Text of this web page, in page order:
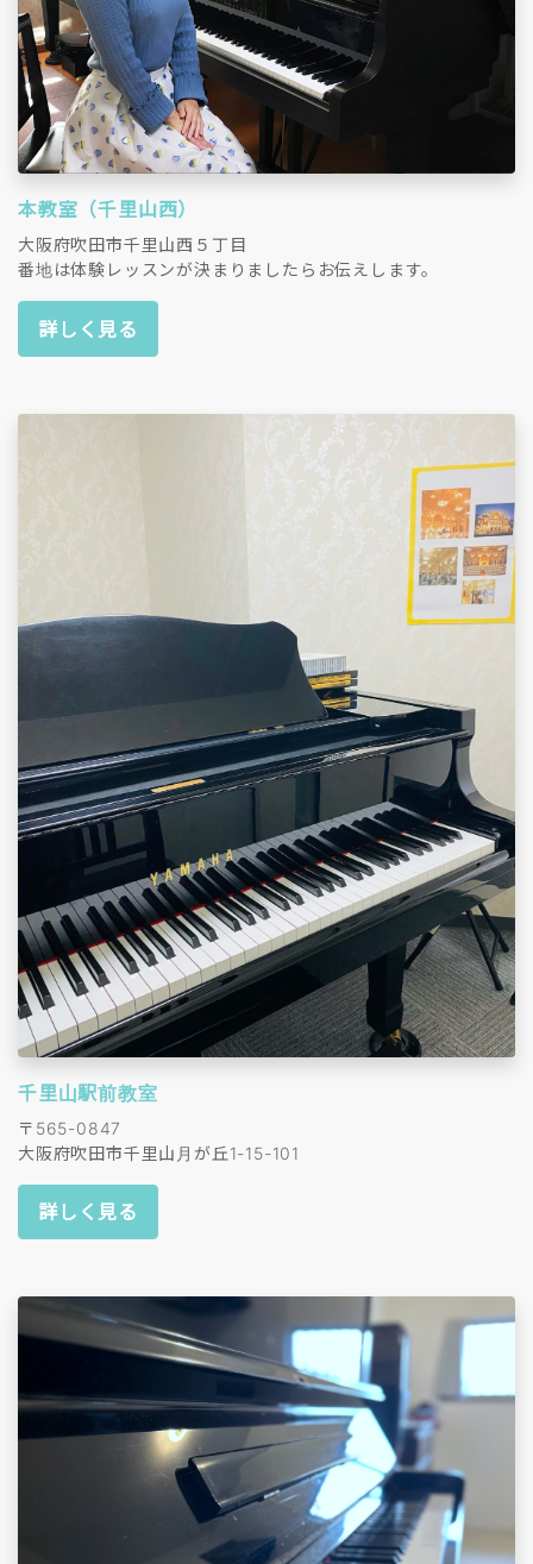
本教室（千里山西）
大阪府吹田市千里山西５丁目
番地は体験レッスンが決まりましたらお伝えします。
詳しく見る
千里山駅前教室
〒565-0847
大阪府吹田市千里山月が丘1-15-101
詳しく見る